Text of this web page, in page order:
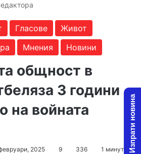
Гласове
Живот
Мнения Новини
общност в
3 години
на войната
2025 9 336 1 минута Изпрати новина